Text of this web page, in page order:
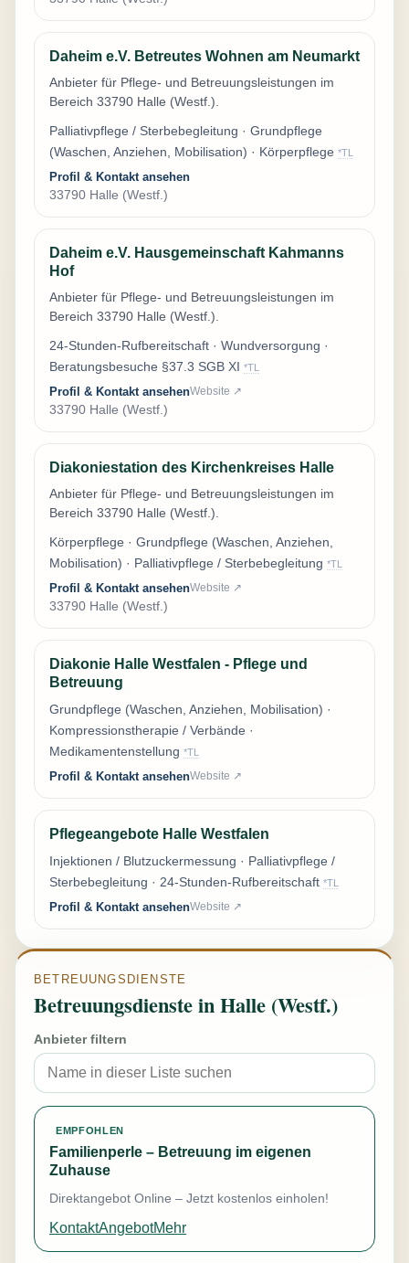
Daheim e.V. Betreutes Wohnen am Neumarkt
Anbieter für Pflege- und Betreuungsleistungen im
Bereich 33790 Halle (Westf.).
Palliativpflege / Sterbebegleitung · Grundpflege
(Waschen, Anziehen, Mobilisation) · Körperpflege *TL
Profil & Kontakt ansehen
33790 Halle (Westf.)
Daheim e.V. Hausgemeinschaft Kahmanns
Hof
Anbieter für Pflege- und Betreuungsleistungen im
Bereich 33790 Halle (Westf.).
24-Stunden-Rufbereitschaft · Wundversorgung ·
Beratungsbesuche §37.3 SGB XI *TL
Profil & Kontakt ansehenWebsite ↗
33790 Halle (Westf.)
Diakoniestation des Kirchenkreises Halle
Anbieter für Pflege- und Betreuungsleistungen im
Bereich 33790 Halle (Westf.).
Körperpflege · Grundpflege (Waschen, Anziehen,
Mobilisation) · Palliativpflege / Sterbebegleitung *TL
Profil & Kontakt ansehenWebsite ↗
33790 Halle (Westf.)
Diakonie Halle Westfalen - Pflege und
Betreuung
Grundpflege (Waschen, Anziehen, Mobilisation) ·
Kompressionstherapie / Verbände ·
Medikamentenstellung *TL
Profil & Kontakt ansehenWebsite ↗
Pflegeangebote Halle Westfalen
Injektionen / Blutzuckermessung · Palliativpflege /
Sterbebegleitung · 24-Stunden-Rufbereitschaft *TL
Profil & Kontakt ansehenWebsite ↗
BETREUUNGSDIENSTE
Betreuungsdienste in Halle (Westf.)
Anbieter filtern
EMPFOHLEN
Familienperle – Betreuung im eigenen
Zuhause
Direktangebot Online – Jetzt kostenlos einholen!
KontaktAngebotMehr